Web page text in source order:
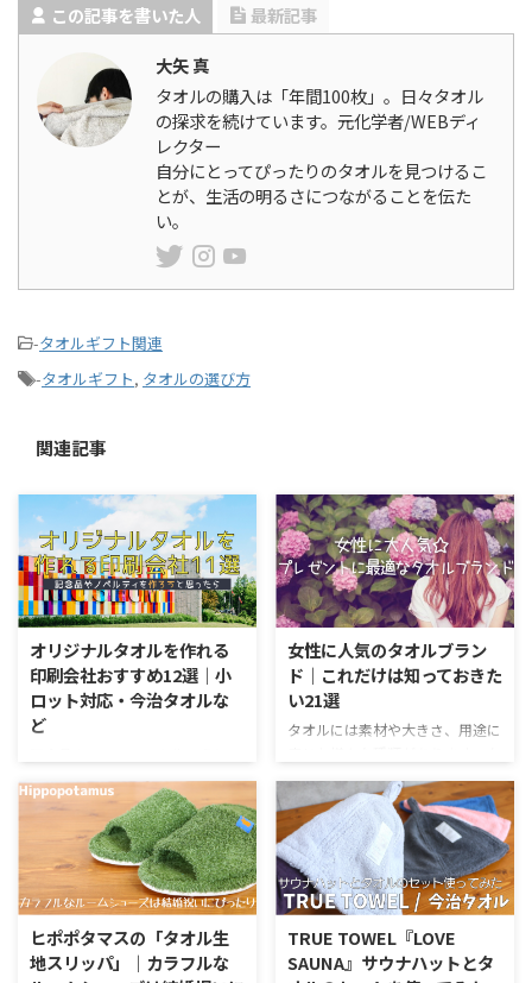
この記事を書いた人
最新記事
大矢 真
タオルの購入は「年間100枚」。日々タオル
の探求を続けています。元化学者/WEBディ
レクター
自分にとってぴったりのタオルを見つけるこ
とが、生活の明るさにつながることを伝た
い。
-タオルギフト関連
-タオルギフト, タオルの選び方
関連記事
オリジナルタオルを作れる
印刷会社おすすめ12選｜小
ロット対応・今治タオルな
ど
ったとき、タオルは確実に邪魔に
ならない気のきいたアイテム。他
の会社さんへの挨拶などに使った
ときに印象が良いと人気がありま
す。 ただ、最近はオリジナルタ
オルを作れる業者さんが増えてい
て、なかなか判断が難しいですよ
ね。 また、いざ頼むというとき
になって、100枚単位でなければ
女性に人気のタオルブラン
ド｜これだけは知っておきた
い21選
タオルには素材や大きさ、用途に
性用のアイテム選びは、実用性と
話題性など気にするポイントがた
くさん。 贈り物を考えると、ど
んなものを渡せばいいのかと悩ん
でしまいますよね。 今回は特に
女性にぴったりの人気タオルのブ
ランドを紹介していきます。 女
性に人気のタオルブランドにはど
んなものがあるの？ 女性向けの
ヒポポタマスの「タオル生
地スリッパ」｜カラフルな
TRUE TOWEL『LOVE
SAUNA』サウナハットとタ